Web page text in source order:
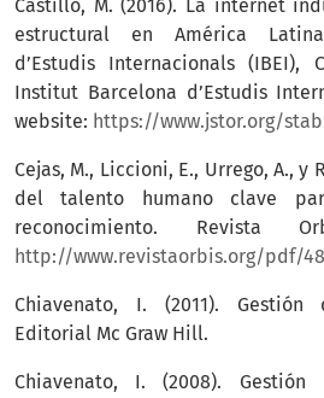
Castillo, M. (2016). La internet
estructural en América
d’Estudis Internacionals (IBEI),
Institut Barcelona d’Estudis
website: https://www.jstor.org/
Cejas, M., Liccioni, E., Urrego, A., y
del talento humano clave
reconocimiento. Revista
http://www.revistaorbis.org/pdf/
Chiavenato, I. (2011).
Editorial Mc Graw Hill.
Chiavenato, I. (2008).